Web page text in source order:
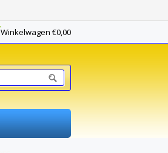
Winkelwagen €0,00